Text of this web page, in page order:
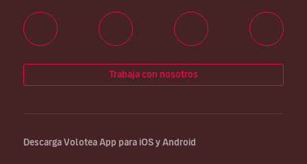
Trabaja con nosotros
Descarga Volotea App para iOS y Android